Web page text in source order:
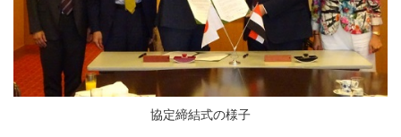
協定締結式の様子